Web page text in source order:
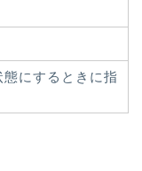
にするときに指